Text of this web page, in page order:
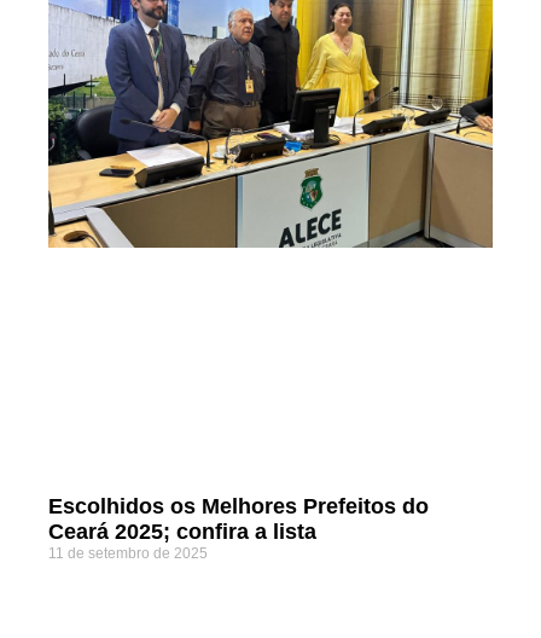
Escolhidos os Melhores Prefeitos do
Ceará 2025; confira a lista
11 de setembro de 2025